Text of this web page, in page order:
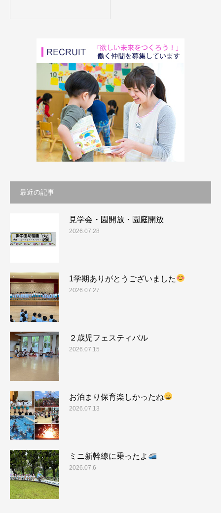
最近の記事
見学会・園開放・園庭開放
2026.07.28
1学期ありがとうございました
2026.07.27
２歳児フェスティバル
2026.07.15
お泊まり保育楽しかったね
2026.07.13
ミニ新幹線に乗ったよ
2026.07.6